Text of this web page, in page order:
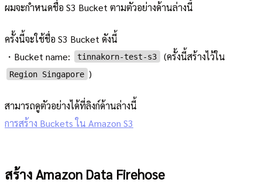
ผมจะกำหนดชื่อ S3 Bucket ตามตัวอย่างด้านล่างนี้
ครั้งนี้จะใช้ชื่อ S3 Bucket ดังนี้
・Bucket name:
tinnakorn-test-s3 (ครั้งนี้สร้างไว้ใน
Region Singapore )
สามารถดูตัวอย่างได้ที่ลิงก์ด้านล่างนี้
การสร้าง Buckets ใน Amazon S3
สร้าง Amazon Data Firehose